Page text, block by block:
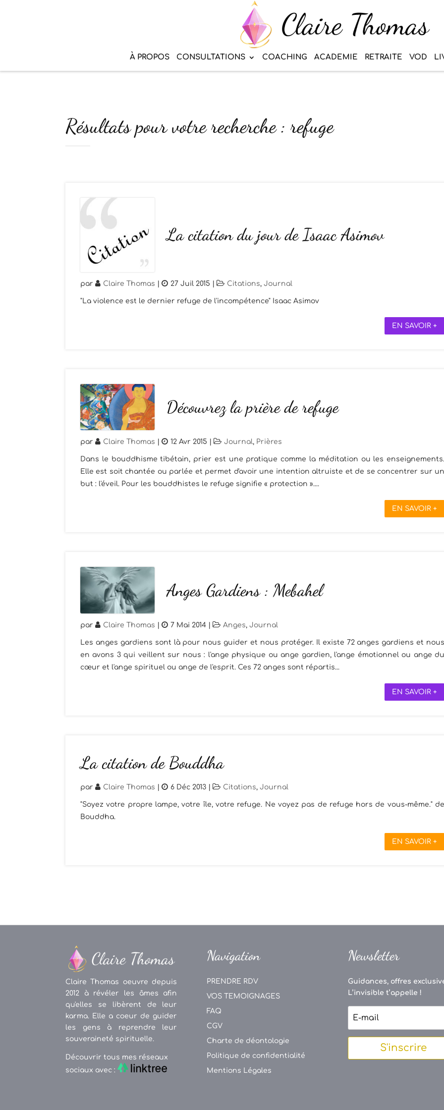
À PROPOS CONSULTATIONS COACHING ACADEMIE RETRAITE VOD
Résultats pour votre recherche : refuge
La citation du jour de Isaac Asimov
par Claire Thomas | 27 Juil 2015 | Citations, Journal
"La violence est le dernier refuge de l'incompétence" Isaac Asimov
EN SAVOIR +
Découvrez la prière de refuge
par Claire Thomas 12 Avr 2015 Journal, Prières
Dans le bouddhisme tibétain, prier est une pratique comme la méditation ou les
Elle est soit chantée ou parlée et permet d'avoir une intention altruiste et de se concentrer sur
but : l'éveil. Pour les bouddhistes le refuge signifie « protection »....
EN SAVOIR +
Anges Gardiens : Mebahel
par Claire Thomas 7 Mai 2014 Anges, Journal
Les anges gardiens sont là pour nous guider et nous protéger. Il existe 72 anges gardiens et
en avons 3 qui veillent sur nous : l'ange physique ou ange gardien, l'ange émotionnel ou ange
cœur et l'ange spirituel ou ange de l'esprit. Ces 72 anges sont répartis...
EN SAVOIR +
La citation de Bouddha
par Claire Thomas 6 Déc 2013 Citations, Journal
"Soyez votre propre lampe, votre île, votre refuge. Ne voyez pas de refuge hors de vous-même."
Bouddha.
EN SAVOIR +
Claire Thomas oeuvre depuis
2012 à révéler les âmes afin
qu'elles se libèrent de leur
karma. Elle a coeur de guider
les gens à reprendre leur
souveraineté spirituelle.
Découvrir tous mes réseaux
sociaux avec :
Navigation
PRENDRE RDV
VOS TEMOIGNAGES
FAQ
CGV
Charte de déontologie
Politique de confidentialité
Mentions Légales
Newsletter
Guidances, offres
L’invisible t’appelle !
S'inscrire